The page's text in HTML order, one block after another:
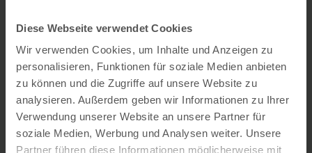
Diese Webseite verwendet Cookies
Wir verwenden Cookies, um Inhalte und Anzeigen zu
personalisieren, Funktionen für soziale Medien anbieten
zu können und die Zugriffe auf unsere Website zu
analysieren. Außerdem geben wir Informationen zu Ihrer
Verwendung unserer Website an unsere Partner für
soziale Medien, Werbung und Analysen weiter. Unsere
Partner führen diese Informationen möglicherweise mit